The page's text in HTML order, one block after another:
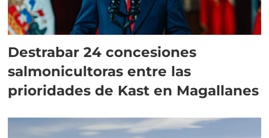
Destrabar 24 concesiones
salmonicultoras entre las
prioridades de Kast en Magallanes